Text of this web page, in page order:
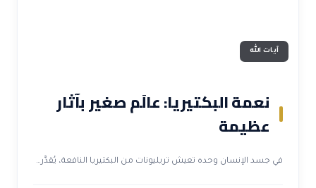
آيات الله
نعمة البكتيريا: عالَم صغير بآثار
عظيمة
في جسد الإنسان وحده تعيش تريليونات من البكتيريا النافعة، يُقدَّر…